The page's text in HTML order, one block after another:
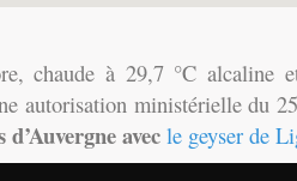
chaude à 29,7 °C alcaline
autorisation ministérielle du
d’Auvergne avec le geyser de